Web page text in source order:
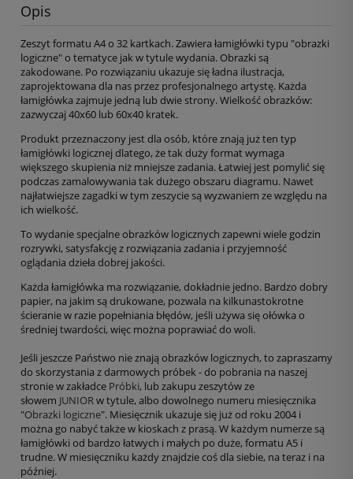
Opis
Zeszyt formatu A4 o 32 kartkach. Zawiera łamigłówki typu "obrazki
logiczne" o tematyce jak w tytule wydania. Obrazki są
zakodowane. Po rozwiązaniu ukazuje się ładna ilustracja,
zaprojektowana dla nas przez profesjonalnego artystę. Każda
łamigłówka zajmuje jedną lub dwie strony. Wielkość obrazków:
zazwyczaj 40x60 lub 60x40 kratek.
Produkt przeznaczony jest dla osób, które znają już ten typ
łamigłówki logicznej dlatego, że tak duży format wymaga
większego skupienia niż mniejsze zadania. Łatwiej jest pomylić się
podczas zamalowywania tak dużego obszaru diagramu. Nawet
najłatwiejsze zagadki w tym zeszycie są wyzwaniem ze względu na
ich wielkość.
To wydanie specjalne obrazków logicznych zapewni wiele godzin
rozrywki, satysfakcję z rozwiązania zadania i przyjemność
oglądania dzieła dobrej jakości.
Każda łamigłówka ma rozwiązanie, dokładnie jedno. Bardzo dobry
papier, na jakim są drukowane, pozwala na kilkunastokrotne
ścieranie w razie popełniania błędów, jeśli używa się ołówka o
średniej twardości, więc można poprawiać do woli.
Jeśli jeszcze Państwo nie znają obrazków logicznych, to zapraszamy
do skorzystania z darmowych próbek - do pobrania na naszej
stronie w zakładce Próbki, lub zakupu zeszytów ze
słowem JUNIORw tytule, albo dowolnego numeru miesięcznika
"Obrazki logiczne". Miesięcznik ukazuje się już od roku 2004 i
można go nabyć także w kioskach z prasą. W każdym numerze są
łamigłówki od bardzo łatwych i małych po duże, formatu A5 i
trudne. W miesięczniku każdy znajdzie coś dla siebie, na teraz i na
później.